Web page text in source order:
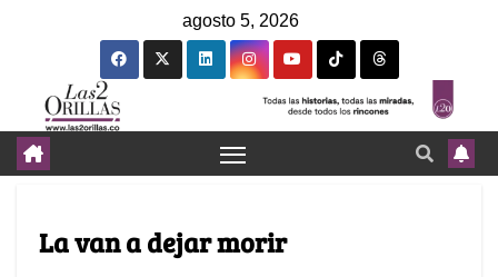
agosto 5, 2026
La van a dejar morir